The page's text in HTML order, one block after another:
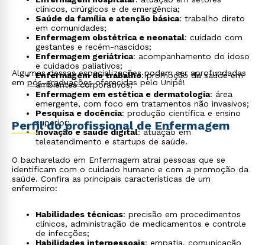
clínicos, cirúrgicos e de emergência;
Saúde da família e atenção básica: trabalho direto
em comunidades;
Enfermagem obstétrica e neonatal: cuidado com
gestantes e recém-nascidos;
Enfermagem geriátrica: acompanhamento do idoso
e cuidados paliativos;
Enfermagem do trabalho: promoção da saúde em
ambientes corporativos;
Enfermagem em estética e dermatologia: área
emergente, com foco em tratamentos não invasivos;
Pesquisa e docência: produção científica e ensino
superior;
Inovação e saúde digital: atuação em
teleatendimento e startups de saúde.
Algumas dessas especializações podem ser aprofundadas
em pós-graduaçõesoferecidas pelo Unipê!
Perfil do profissional de Enfermagem
O bacharelado em Enfermagem atrai pessoas que se
identificam com o cuidado humano e com a promoção da
saúde. Confira as principais características de um
enfermeiro:
Habilidades técnicas: precisão em procedimentos
clínicos, administração de medicamentos e controle
de infecções;
Habilidades interpessoais: empatia, comunicação